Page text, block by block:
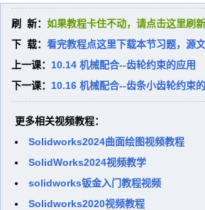
刷 新： 如果教程卡住不动，请点击这里刷
下 载： 看完教程点这里下载本节习题，源
上一课： 10.14 机械配合--齿轮约束的应用
下一课： 10.16 机械配合--齿条小齿轮约束
更多相关视频教程：
Solidworks2024曲面绘图视频教程
SolidWorks2024视频教学
solidworks钣金入门教程视频
Solidworks2020视频教程